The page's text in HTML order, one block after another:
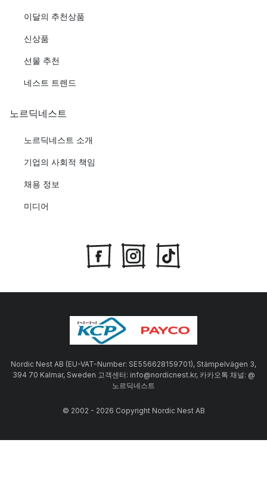
이달의 추천상품
신상품
선물 추천
네스트 트렌드
노르딕네스트
노르딕네스트 소개
기업의 사회적 책임
채용 정보
미디어
Nordic Nest AB (EU-VAT-Number: SE556628159701), Stämpelvägen 3,
394 70 Kalmar, Sweden 고객센터: info@nordicnest.kr, 카카오톡 채널: @
노르딕네스트
© 2002 - 2026 Copyright Nordic Nest AB